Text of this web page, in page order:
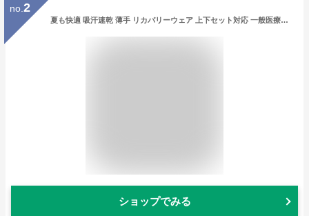
no. 2
夏も快適 吸汗速乾 薄手 リカバリーウェア 上下セット対応 一般医療機器 疲労回復 血行促進 遠赤外線 温活 エアコン 冷え対策 ルームウエア GratecShell グラテックシェル 男女兼用サイズ メンズ レディース プレゼント お盆の帰省ギフト 敬老の日 【まとめ買い送料無料】
ショップでみる